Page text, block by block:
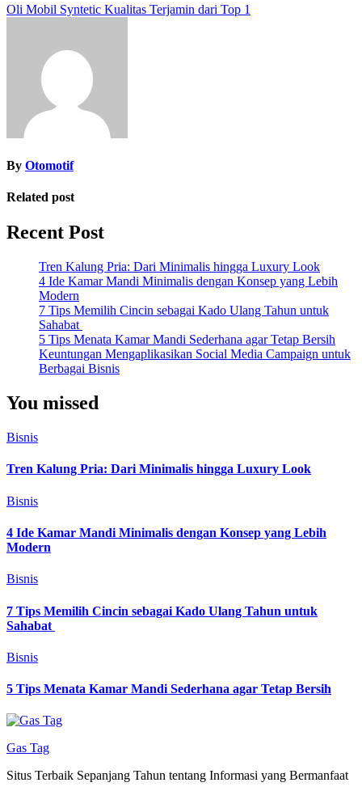
Post
Oli Mobil Syntetic Kualitas Terjamin dari Top 1
By Otomotif
Related post
Recent Post
Tren Kalung Pria: Dari Minimalis hingga Luxury Look
4 Ide Kamar Mandi Minimalis dengan Konsep yang Lebih
Modern
7 Tips Memilih Cincin sebagai Kado Ulang Tahun untuk
Sahabat
5 Tips Menata Kamar Mandi Sederhana agar Tetap Bersih
Keuntungan Mengaplikasikan Social Media Campaign untuk
Berbagai Bisnis
You missed
Bisnis
Tren Kalung Pria: Dari Minimalis hingga Luxury Look
Bisnis
4 Ide Kamar Mandi Minimalis dengan Konsep yang Lebih
Modern
Bisnis
7 Tips Memilih Cincin sebagai Kado Ulang Tahun untuk
Sahabat
Bisnis
5 Tips Menata Kamar Mandi Sederhana agar Tetap Bersih
Gas Tag
Situs Terbaik Sepanjang Tahun tentang Informasi yang Bermanfaat